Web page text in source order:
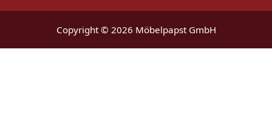
Copyright © 2026 Möbelpapst GmbH